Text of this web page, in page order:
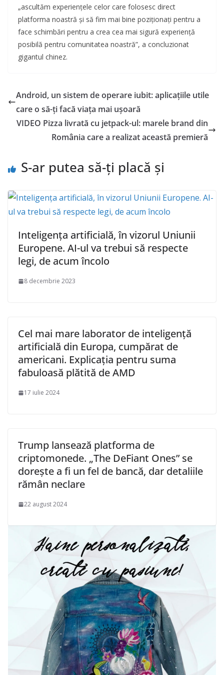
„ascultăm experiențele celor care folosesc direct
platforma noastră și să fim mai bine poziționați pentru a
face schimbări pentru a crea cea mai sigură experiență
posibilă pentru comunitatea noastră”, a concluzionat
gigantul chinez.
Android, un sistem de operare iubit: aplicațiile utile
care o să-ți facă viața mai ușoară
VIDEO Pizza livrată cu jetpack-ul: marele brand din
România care a realizat această premieră
S-ar putea să-ți placă și
Inteligența artificială, în vizorul Uniunii
Europene. AI-ul va trebui să respecte
legi, de acum încolo
8 decembrie 2023
Cel mai mare laborator de inteligență
artificială din Europa, cumpărat de
americani. Explicația pentru suma
fabuloasă plătită de AMD
17 iulie 2024
Trump lansează platforma de
criptomonede. „The DeFiant Ones” se
dorește a fi un fel de bancă, dar detaliile
rămân neclare
22 august 2024